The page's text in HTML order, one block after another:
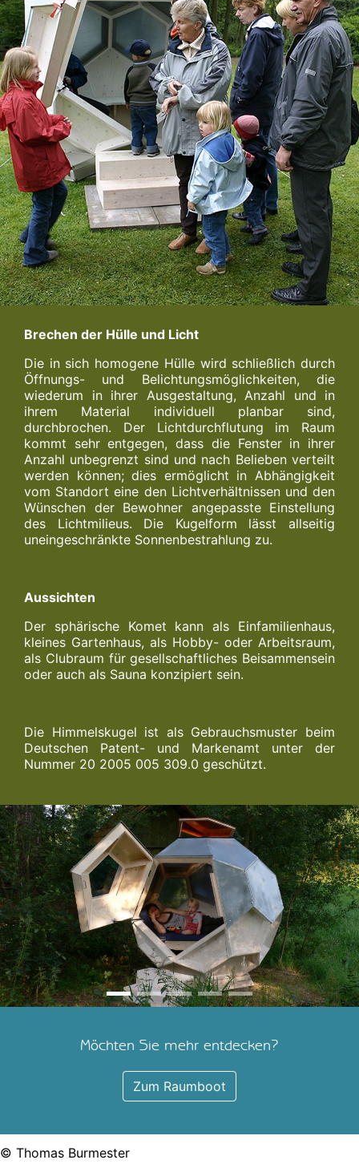
Brechen der Hülle und Licht
Die in sich homogene Hülle wird schließlich durch
Öffnungs- und Belichtungsmöglichkeiten, die
wiederum in ihrer Ausgestaltung, Anzahl und in
ihrem Material individuell planbar sind,
durchbrochen. Der Lichtdurchflutung im Raum
kommt sehr entgegen, dass die Fenster in ihrer
Anzahl unbegrenzt sind und nach Belieben verteilt
werden können; dies ermöglicht in Abhängigkeit
vom Standort eine den Lichtverhältnissen und den
Wünschen der Bewohner angepasste Einstellung
des Lichtmilieus. Die Kugelform lässt allseitig
uneingeschränkte Sonnenbestrahlung zu.
Aussichten
Der sphärische Komet kann als Einfamilienhaus,
kleines Gartenhaus, als Hobby- oder Arbeitsraum,
als Clubraum für gesellschaftliches Beisammensein
oder auch als Sauna konzipiert sein.
Die Himmelskugel ist als Gebrauchsmuster beim
Deutschen Patent- und Markenamt unter der
Nummer 20 2005 005 309.0 geschützt.
Möchten Sie mehr entdecken?
Zum Raumboot
© Thomas Burmester